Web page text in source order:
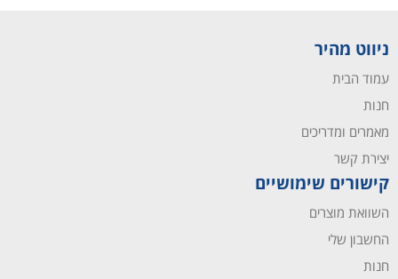
ניווט מהיר
עמוד הבית
חנות
מאמרים ומדריכים
יצירת קשר
קישורים שימושיים
השוואת מוצרים
החשבון שלי
חנות